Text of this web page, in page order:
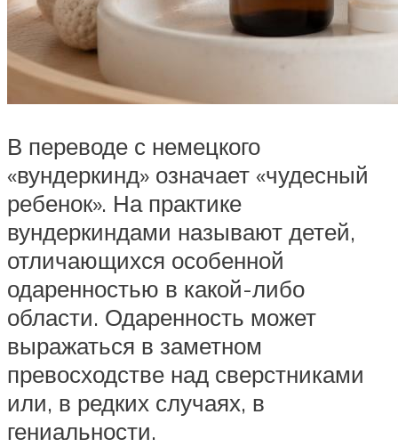
В переводе с немецкого
«вундеркинд» означает «чудесный
ребенок». На практике
вундеркиндами называют детей,
отличающихся особенной
одаренностью в какой-либо
области. Одаренность может
выражаться в заметном
превосходстве над сверстниками
или, в редких случаях, в
гениальности.